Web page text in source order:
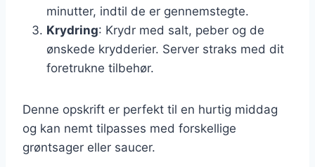
minutter, indtil de er gennemstegte.
Krydring: Krydr med salt, peber og de
ønskede krydderier. Server straks med dit
foretrukne tilbehør.
Denne opskrift er perfekt til en hurtig middag
og kan nemt tilpasses med forskellige
grøntsager eller saucer.